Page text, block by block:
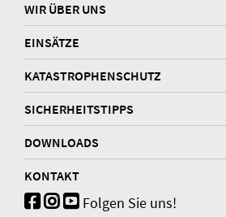
WIR ÜBER UNS
EINSÄTZE
KATASTROPHENSCHUTZ
SICHERHEITSTIPPS
DOWNLOADS
KONTAKT
Folgen Sie uns!